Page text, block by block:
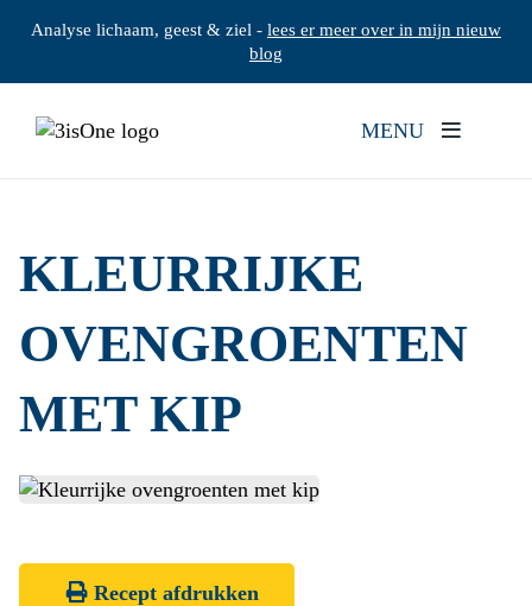
Analyse lichaam, geest & ziel - lees er meer over in mijn nieuw
blog
MENU
KLEURRIJKE
OVENGROENTEN
MET KIP
Recept afdrukken